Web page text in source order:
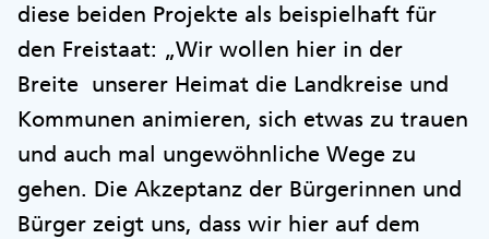
diese beiden Projekte als beispielhaft für
den Freistaat: „Wir wollen hier in der
Breite unserer Heimat die Landkreise und
Kommunen animieren, sich etwas zu trauen
und auch mal ungewöhnliche Wege zu
gehen. Die Akzeptanz der Bürgerinnen und
Bürger zeigt uns, dass wir hier auf dem